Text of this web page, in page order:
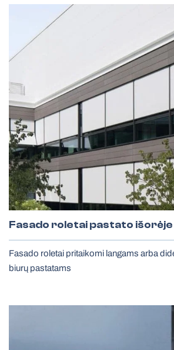
Fasado roletai pastato išorėje
Fasado roletai pritaikomi langams arba
biurų pastatams